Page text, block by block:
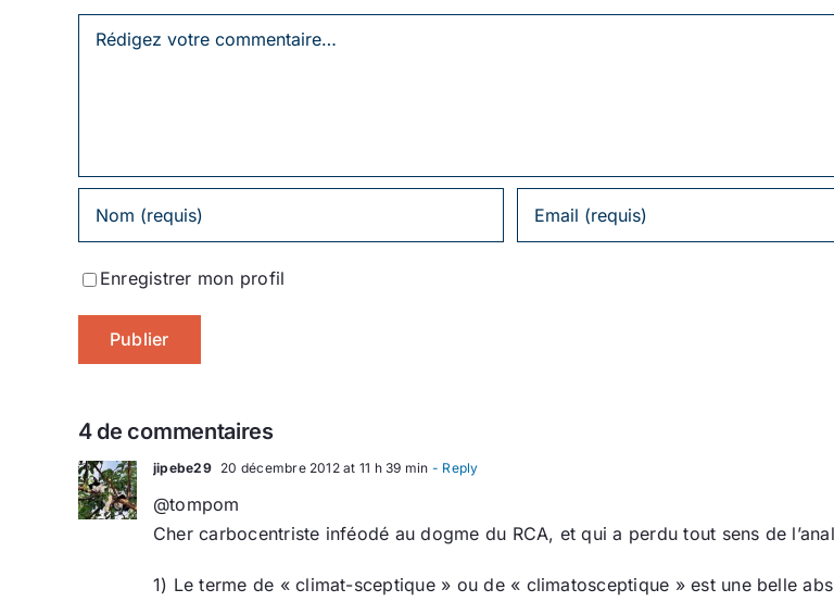
4 de commentaires
jipebe29 20 décembre 2012 at 11 h 39 min - Reply
@tompom
Cher carbocentriste inféodé au dogme du RCA, et qui a perdu tout sens de
1) Le terme de « climat-sceptique » ou de « climatosceptique » est une belle
Laissez
Enregistrer mon profil